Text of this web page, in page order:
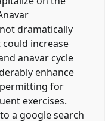
dramatically
increase
anavar cycle
enhance
for
exercises.
a google search